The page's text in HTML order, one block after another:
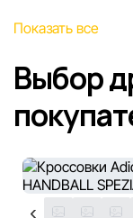
Наша команда
информацию на
сроки.
Показать все
Выбор